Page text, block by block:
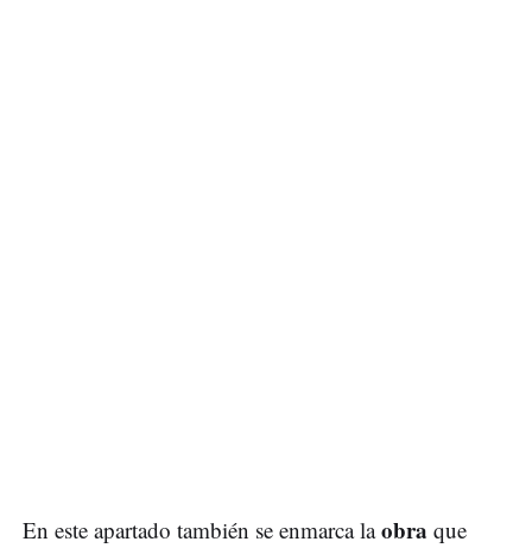
En este apartado también se enmarca laobra que